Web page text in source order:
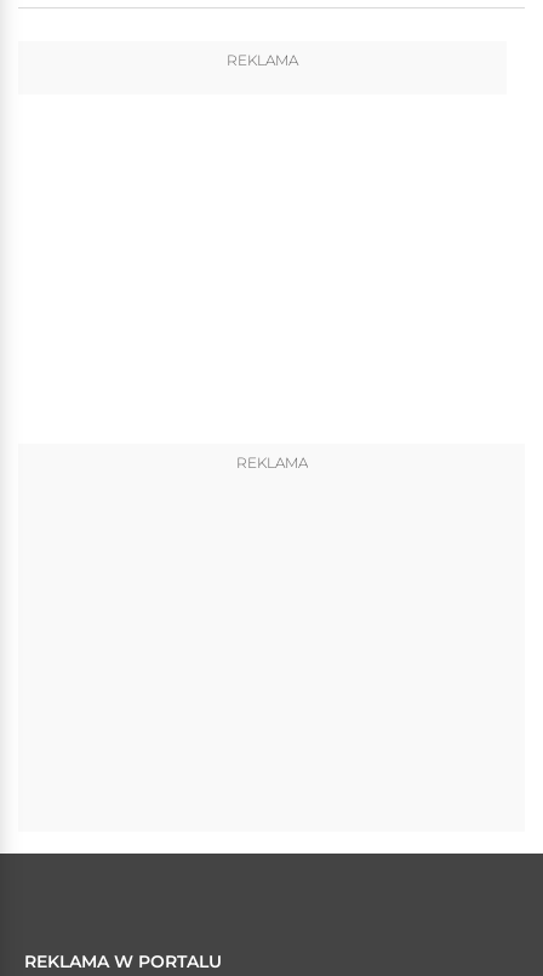
REKLAMA
REKLAMA
REKLAMA W PORTALU